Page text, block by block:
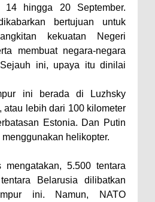
14 hingga 20 September.
bertujuan untuk
kekuatan Negeri
membuat negara-negara
ini, upaya itu dinilai
ini berada di Luzhsky
atau lebih dari 100 kilometer
Estonia. Dan Putin
helikopter.
5.500 tentara
Belarusia dilibatkan
ini. Namun, NATO